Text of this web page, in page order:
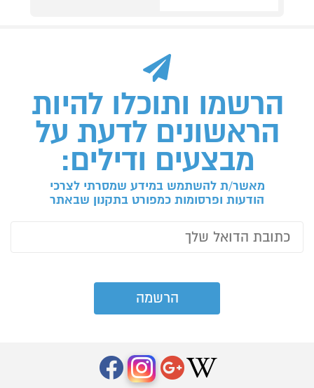
הרשמו ותוכלו להיות
הראשונים לדעת על
מבצעים ודילים:
מאשר/ת להשתמש במידע שמסרתי לצרכי
הודעות ופרסומות כמפורט בתקנון שבאתר